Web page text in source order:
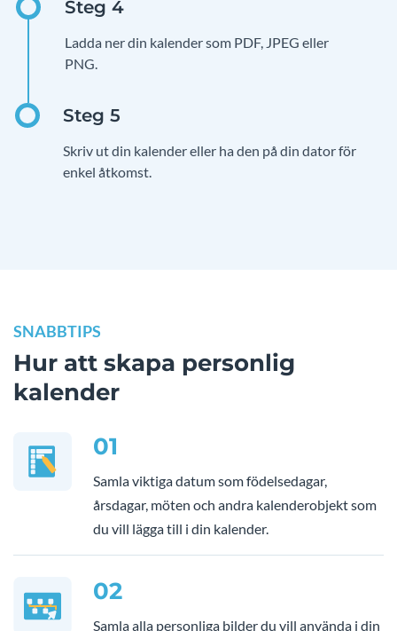
Ladda ner din kalender som PDF, JPEG eller
PNG.
Skriv ut din kalender eller ha den på din dator för
enkel åtkomst.
SNABBTIPS
Hur att skapa personlig
kalender
01
Samla viktiga datum som födelsedagar,
årsdagar, möten och andra kalenderobjekt som
du vill lägga till i din kalender.
02
Samla alla personliga bilder du vill använda i din